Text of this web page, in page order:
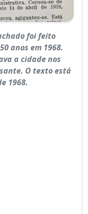
foi feito
anos em 1968.
a cidade nos
O texto está
1968.